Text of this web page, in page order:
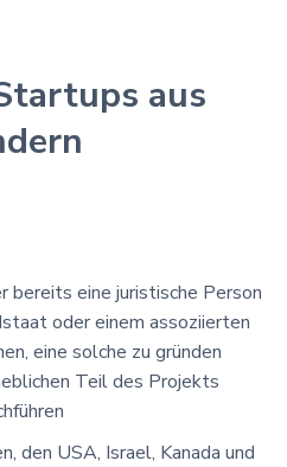
aus
bereits eine juristische Person
oder einem assoziierten
eine solche zu gründen
Teil des Projekts
den USA, Israel, Kanada und